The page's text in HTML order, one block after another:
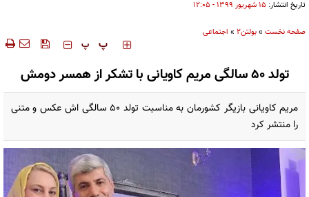
تاریخ انتشار: ۱۵ شهريور ۱۳۹۹ - ۱۲:۰۵
صفحه نخست »بولتن2 » اجتماعی
‍‍‍ پ پ
تولد 50 سالگی مریم کاویانی با تشکر از همسر دومش
مریم کاویانی بازیگر کشورمان به مناسبت تولد 50 سالگی اش عکس و متنی
را منتشر کرد